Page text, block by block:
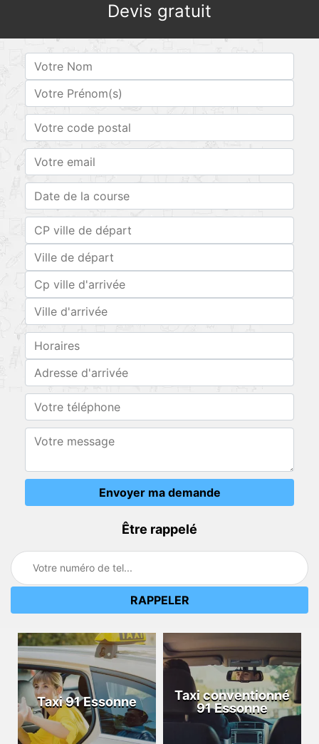
Devis gratuit
Être rappelé
Taxi 91 Essonne
Taxi conventionné
91 Essonne